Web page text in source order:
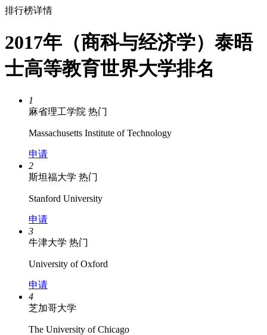
排行榜详情
2017年（商科与经济学）泰晤
士高等教育世界大学排名
1
麻省理工学院 热门
Massachusetts Institute of Technology
申请
2
斯坦福大学 热门
Stanford University
申请
3
牛津大学 热门
University of Oxford
申请
4
芝加哥大学
The University of Chicago